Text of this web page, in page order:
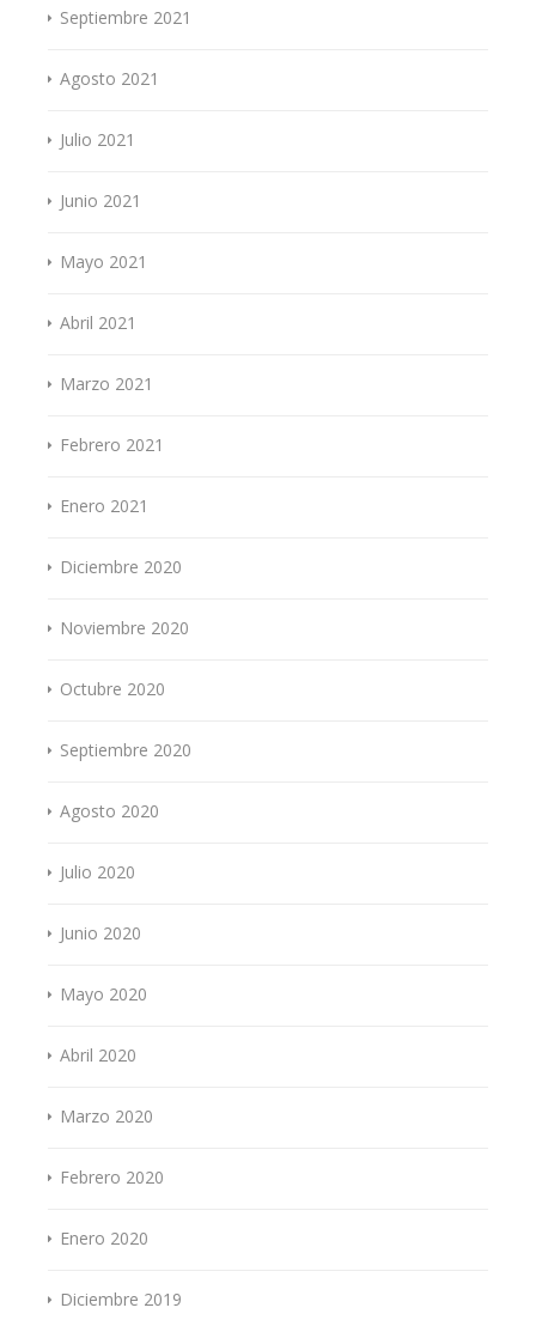
Septiembre 2021
Agosto 2021
Julio 2021
Junio 2021
Mayo 2021
Abril 2021
Marzo 2021
Febrero 2021
Enero 2021
Diciembre 2020
Noviembre 2020
Octubre 2020
Septiembre 2020
Agosto 2020
Julio 2020
Junio 2020
Mayo 2020
Abril 2020
Marzo 2020
Febrero 2020
Enero 2020
Diciembre 2019